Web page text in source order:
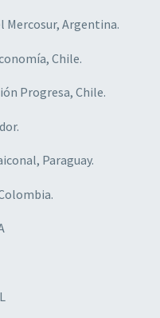
Mercosur, Argentina.
Chile.
Progresa, Chile.
Paraguay.